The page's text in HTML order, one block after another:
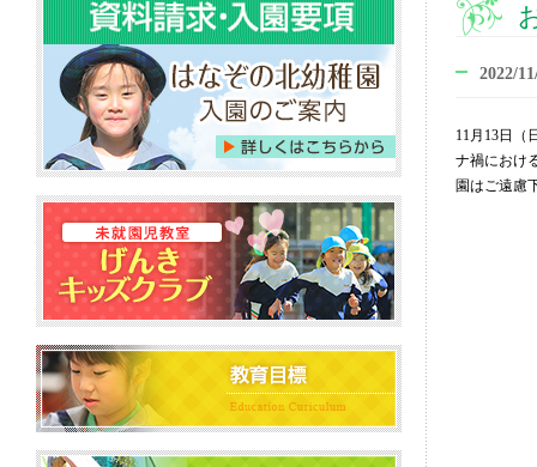
2022/
11月13日（
ナ禍におけ
園はご遠慮